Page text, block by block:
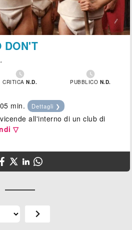
DON'T

CRITICAN.D.

PUBBLICO N.D.
min. Dettagli ❯
all'interno di un club di
▽
chevron_right